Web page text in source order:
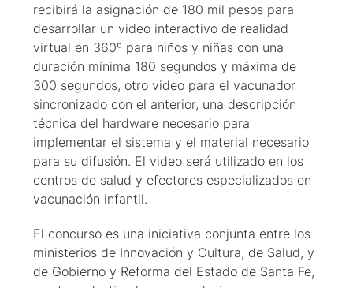
recibirá la asignación de 180 mil pesos para
desarrollar un video interactivo de realidad
virtual en 360º para niños y niñas con una
duración mínima 180 segundos y máxima de
300 segundos, otro video para el vacunador
sincronizado con el anterior, una descripción
técnica del hardware necesario para
implementar el sistema y el material necesario
para su difusión. El video será utilizado en los
centros de salud y efectores especializados en
vacunación infantil.
El concurso es una iniciativa conjunta entre los
ministerios de Innovación y Cultura, de Salud, y
de Gobierno y Reforma del Estado de Santa Fe,